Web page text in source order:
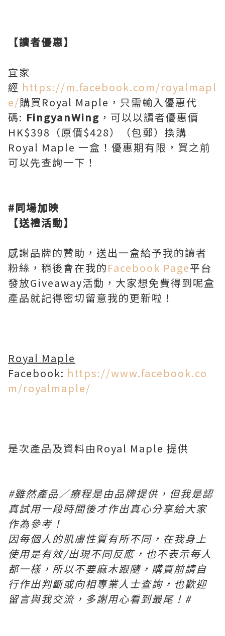
【讀者優惠】
宜家
經 https://m.facebook.com/royalmapl
e/購買Royal Maple，只需輸入優惠代
碼: FingyanWing ，可以以讀者優惠價
HK$398（原價$428）（包郵）換購
Royal Maple 一盒！優惠期有限，買之前
可以先查詢一下！
#同場加映
【送禮活動】
感謝品牌的贊助，送出一盒給予我的讀者
粉絲，稍後會在我的Facebook Page平台
發放Giveaway活動，大家想免費得到呢盒
產品就記得密切留意我的更新啦！
Royal Maple
Facebook: https://www.facebook.co
m/royalmaple/
是次產品及資料由Royal Maple 提供
#雖然產品／療程是由品牌提供，但我是認
真試用一段時間後才作出真心分享給大家
作為參考！
因每個人的肌膚性質有所不同，在我身上
使用是有效/出現不同反應，也不表示每人
都一樣，所以不要麻木跟隨，購買前請自
行作出判斷或向相專業人士查詢，也歡迎
留言與我交流，多謝用心看到最尾！ #